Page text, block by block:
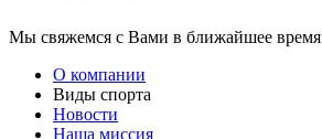
Мы свяжемся с Вами в ближайшее время
О компании
Виды спорта
Новости
Наша миссия